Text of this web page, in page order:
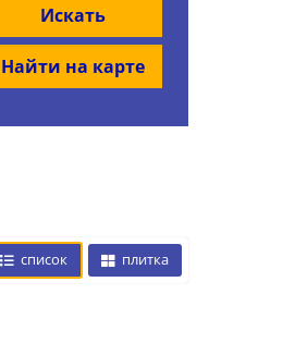
Искать
Найти на карте
список плитка